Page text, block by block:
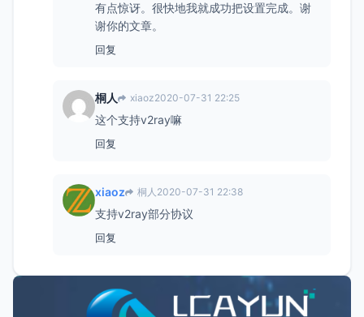
有点惊讶。很快地我就成功把设置完成。谢
谢你的文章。
回复
桐人 xiaoz2020-07-31 22:25
这个支持v2ray嘛
回复
xiaoz 桐人 2020-07-31 22:38
支持v2ray部分协议
回复